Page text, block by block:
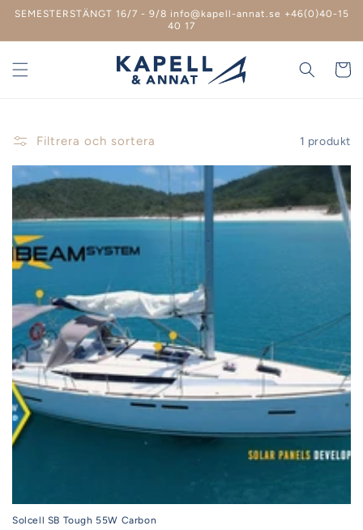
vidare
innehåll
SEMESTERSTÄNGT 16/7 - 9/8 info@kapell-annat.se +46(0)40-15
40 17
Filtrera och sortera 1 produkt
Solcell SB Tough 55W Carbon